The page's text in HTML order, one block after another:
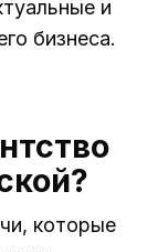
и
бизнеса.
которые